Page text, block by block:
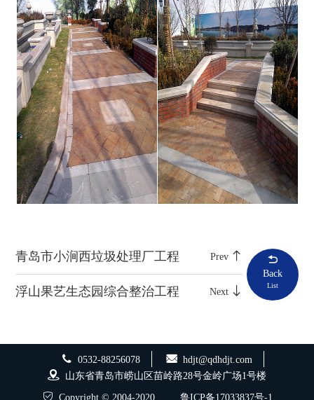
青岛市小涧西垃圾处理厂工程 Prev
浮山果艺生态园综合整治工程 Next
Back
List
0532-88256078
hdjt@qdhdjt.com
山东省青岛市崂山区苗岭路28号金岭广场1号楼
Copyright © 2004-2020 鲁ICP备17033837号-1